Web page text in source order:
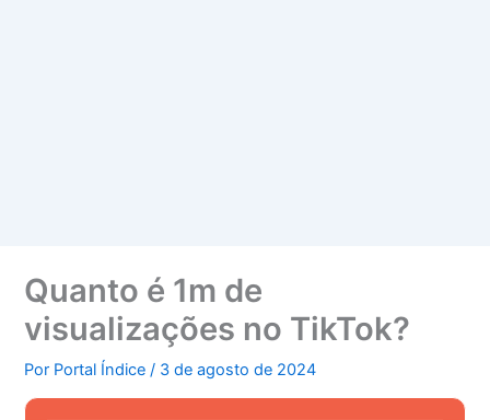
Quanto é 1m de
visualizações no TikTok?
Por Portal Índice/ 3 de agosto de 2024